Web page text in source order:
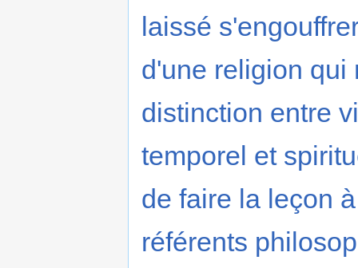
laissé
d'une religion qui
distinction entre
temporel et
de faire la leçon
référents